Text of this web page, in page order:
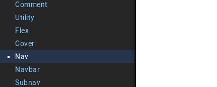
Comment
Utility
Flex
Cover
Nav
Navbar
Subnav